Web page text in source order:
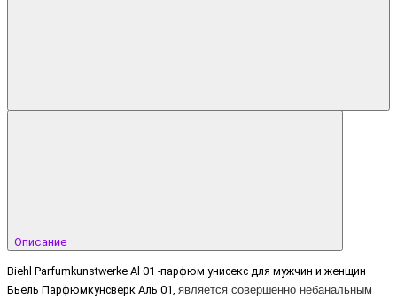
Описание
Biehl Parfumkunstwerke Al 01 -парфюм унисекс для мужчин и женщин
Бьель Парфюмкунсверк Аль 01, является совершенно небанальным